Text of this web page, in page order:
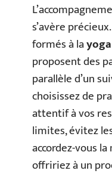
s’avère
formés à la
proposent des
parallèle d’un
choisissez de
attentif à vos
limites, évitez
accordez-vous
offririez à un